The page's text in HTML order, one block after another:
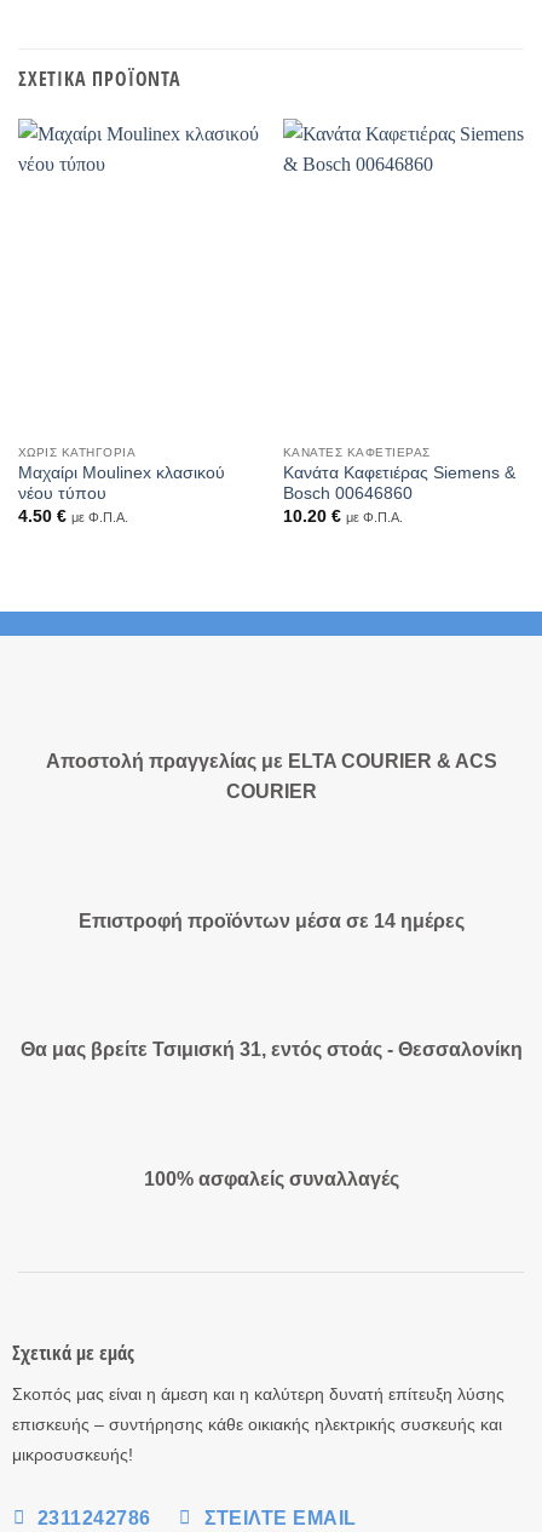
ΣΧΕΤΙΚΆ ΠΡΟΪΌΝΤΑ
ΧΩΡΊΣ ΚΑΤΗΓΟΡΊΑ
Μαχαίρι Moulinex κλασικού
νέου τύπου
4.50 € με Φ.Π.Α.
ΚΑΝΆΤΕΣ ΚΑΦΕΤΙΈΡΑΣ
Κανάτα Καφετιέρας Siemens &
Bosch 00646860
10.20 € με Φ.Π.Α.
Αποστολή πραγγελίας με ELTA COURIER & ACS
COURIER
Επιστροφή προϊόντων μέσα σε 14 ημέρες
Θα μας βρείτε Τσιμισκή 31, εντός στοάς - Θεσσαλονίκη
100% ασφαλείς συναλλαγές
Σχετικά με εμάς
Σκοπός μας είναι η άμεση και η καλύτερη δυνατή επίτευξη λύσης
επισκευής – συντήρησης κάθε οικιακής ηλεκτρικής συσκευής και
μικροσυσκευής!
2311242786 ΣΤΕΊΛΤΕ EMAIL